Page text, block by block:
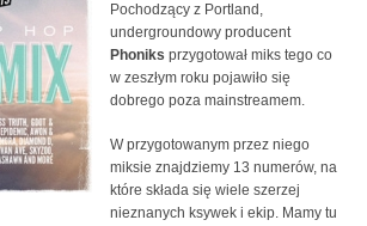
Pochodzący z Portland,
undergroundowy producent
Phoniks przygotował miks tego co
w zeszłym roku pojawiło się
dobrego poza mainstreamem.
W przygotowanym przez niego
miksie znajdziemy 13 numerów, na
które składa się wiele szerzej
nieznanych ksywek i ekip. Mamy tu